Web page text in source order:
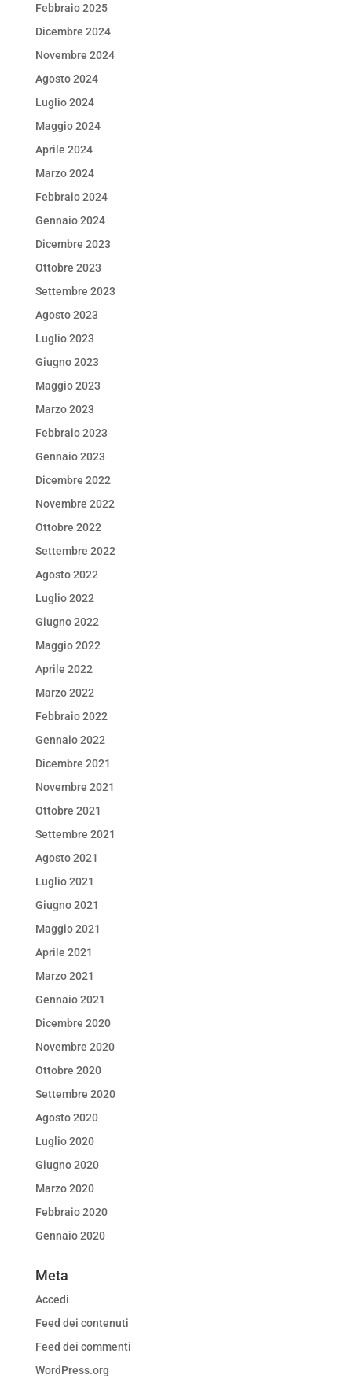
Febbraio 2025
Dicembre 2024
Novembre 2024
Agosto 2024
Luglio 2024
Maggio 2024
Aprile 2024
Marzo 2024
Febbraio 2024
Gennaio 2024
Dicembre 2023
Ottobre 2023
Settembre 2023
Agosto 2023
Luglio 2023
Giugno 2023
Maggio 2023
Marzo 2023
Febbraio 2023
Gennaio 2023
Dicembre 2022
Novembre 2022
Ottobre 2022
Settembre 2022
Agosto 2022
Luglio 2022
Giugno 2022
Maggio 2022
Aprile 2022
Marzo 2022
Febbraio 2022
Gennaio 2022
Dicembre 2021
Novembre 2021
Ottobre 2021
Settembre 2021
Agosto 2021
Luglio 2021
Giugno 2021
Maggio 2021
Aprile 2021
Marzo 2021
Gennaio 2021
Dicembre 2020
Novembre 2020
Ottobre 2020
Settembre 2020
Agosto 2020
Luglio 2020
Giugno 2020
Marzo 2020
Febbraio 2020
Gennaio 2020
Meta
Accedi
Feed dei contenuti
Feed dei commenti
WordPress.org